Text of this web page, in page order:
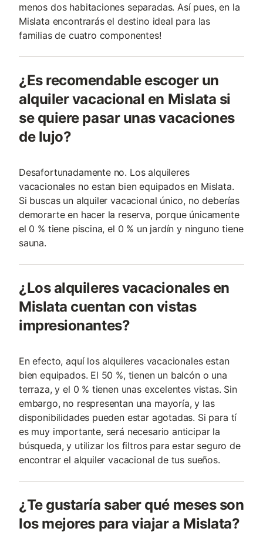
menos dos habitaciones separadas. Así pues, en la
Mislata encontrarás el destino ideal para las
familias de cuatro componentes!
¿Es recomendable escoger un
alquiler vacacional en Mislata si
se quiere pasar unas vacaciones
de lujo?
Desafortunadamente no. Los alquileres
vacacionales no estan bien equipados en Mislata.
Si buscas un alquiler vacacional único, no deberías
demorarte en hacer la reserva, porque únicamente
el 0 % tiene piscina, el 0 % un jardín y ninguno tiene
sauna.
¿Los alquileres vacacionales en
Mislata cuentan con vistas
impresionantes?
En efecto, aquí los alquileres vacacionales estan
bien equipados. El 50 %, tienen un balcón o una
terraza, y el 0 % tienen unas excelentes vistas. Sin
embargo, no respresentan una mayoría, y las
disponibilidades pueden estar agotadas. Si para tí
es muy importante, será necesario anticipar la
búsqueda, y utilizar los filtros para estar seguro de
encontrar el alquiler vacacional de tus sueños.
¿Te gustaría saber qué meses son
los mejores para viajar a Mislata?